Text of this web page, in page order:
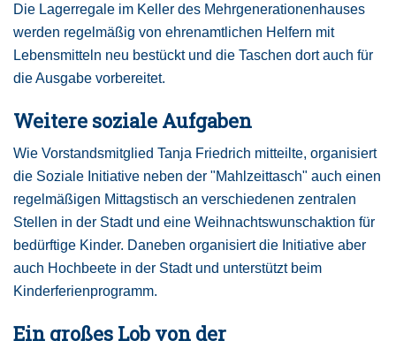
Die Lagerregale im Keller des Mehrgenerationenhauses
werden regelmäßig von ehrenamtlichen Helfern mit
Lebensmitteln neu bestückt und die Taschen dort auch für
die Ausgabe vorbereitet.
Weitere soziale Aufgaben
Wie Vorstandsmitglied Tanja Friedrich mitteilte, organisiert
die Soziale Initiative neben der "Mahlzeittasch" auch einen
regelmäßigen Mittagstisch an verschiedenen zentralen
Stellen in der Stadt und eine Weihnachtswunschaktion für
bedürftige Kinder. Daneben organisiert die Initiative aber
auch Hochbeete in der Stadt und unterstützt beim
Kinderferienprogramm.
Ein großes Lob von der